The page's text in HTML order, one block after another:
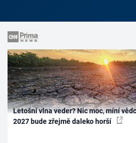
Letošní vlna veder? Nic moc, míní
2027 bude zřejmě daleko horší